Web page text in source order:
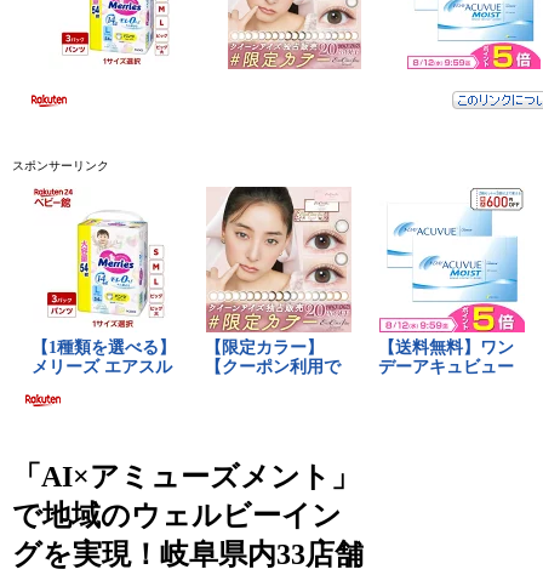
スポンサーリンク
「AI×アミューズメント」
で地域のウェルビーイン
グを実現！岐阜県内33店舗